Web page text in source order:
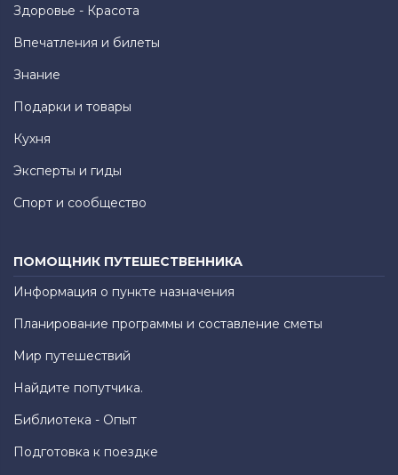
Здоровье - Красота
Впечатления и билеты
Знание
Подарки и товары
Кухня
Эксперты и гиды
Спорт и сообщество
ПОМОЩНИК ПУТЕШЕСТВЕННИКА
Информация о пункте назначения
Планирование программы и составление сметы
Мир путешествий
Найдите попутчика.
Библиотека - Опыт
Подготовка к поездке